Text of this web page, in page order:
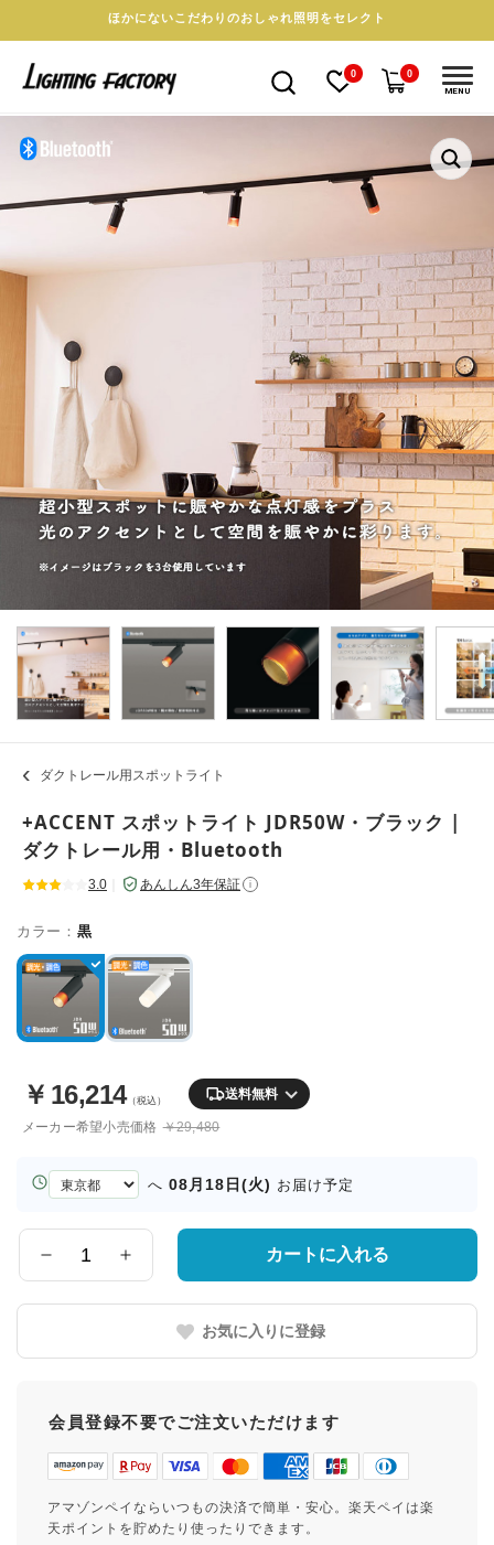
ほかにないこだわりのおしゃれ照明をセレクト
0 0
MENU
ダクトレール用スポットライト
+ACCENT スポットライト JDR50W・ブラック |
ダクトレール用・Bluetooth
3.0 あんしん3年保証 i
カラー： 黒
￥ 16,214（税込） 送料無料
メーカー希望小売価格 ￥29,480
お
届
県
へ 08月18日(火) お届け予定
量
カートに入れる
お気に入りに登録
会員登録不要でご注文いただけます
アマゾンペイならいつもの決済で簡単・安心。楽天ペイは楽
天ポイントを貯めたり使ったりできます。